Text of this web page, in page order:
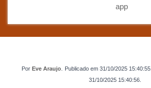
app
Por Eve Araujo Publicado em 31/10/2025 15:40:55
31/10/2025 15:40:56